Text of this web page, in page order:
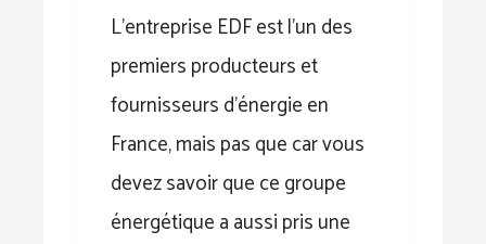
L’entreprise EDF est l’un des
premiers producteurs et
fournisseurs d’énergie en
France, mais pas que car vous
devez savoir que ce groupe
énergétique a aussi pris une